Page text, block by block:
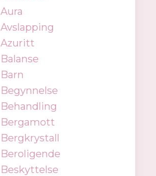
Aura
Avslapping
Azuritt
Balanse
Barn
Begynnelse
Behandling
Bergamott
Bergkrystall
Beroligende
Beskyttelse